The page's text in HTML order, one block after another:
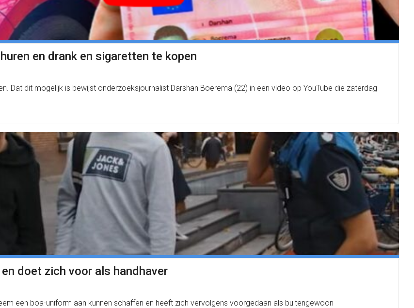
en drank en sigaretten te kopen
Dat dit mogelijk is bewijst onderzoeksjournalist Darshan Boerema (22) in een video op YouTube die zaterdag
doet zich voor als handhaver
een boa-uniform aan kunnen schaffen en heeft zich vervolgens voorgedaan als buitengewoon